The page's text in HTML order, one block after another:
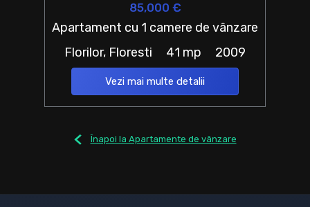
85,000 €
Apartament cu 1 camere de vânzare
Florilor, Floresti
41 mp 2009
Vezi mai multe detalii
Înapoi la Apartamente de vânzare